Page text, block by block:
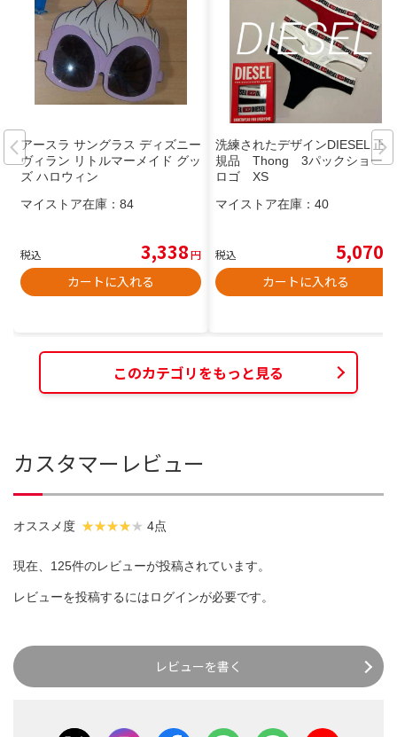
アースラ サングラス ディズニー
ヴィラン リトルマーメイド グッ
ズ ハロウィン
マイストア在庫： 84
税込 3,338円
カートに入れる
洗練されたデザインDIESEL 正
規品 Thong 3パックショーツ
ロゴ XS
マイストア在庫： 40
税込 5,070
カートに入れる
このカテゴリをもっと見る
カスタマーレビュー
オススメ度 4点
現在、125件のレビューが投稿されています。
レビューを投稿するにはログインが必要です。
レビューを書く